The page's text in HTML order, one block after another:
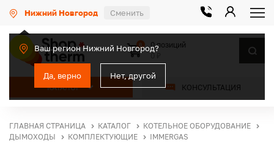
Нижний Новгород Сменить
Ваш регион Нижний Новгород?
Да, верно Нет, другой
КАТАЛОГ КОНСУЛЬТАЦИЯ
0
0 позиций
ГЛАВНАЯ СТРАНИЦА КАТАЛОГ
КОТЕЛЬНОЕ ОБОРУДОВАНИЕ
ДЫМОХОДЫ
КОМПЛЕКТУЮЩИЕ IMMERGAS